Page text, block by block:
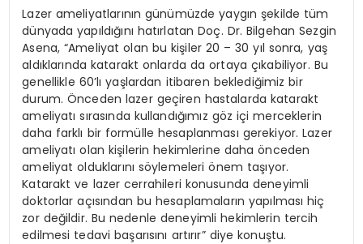
Lazer ameliyatlarının günümüzde yaygın şekilde tüm
dünyada yapıldığını hatırlatan Doç. Dr. Bilgehan Sezgin
Asena, “Ameliyat olan bu kişiler 20 – 30 yıl sonra, yaş
aldıklarında katarakt onlarda da ortaya çıkabiliyor. Bu
genellikle 60’lı yaşlardan itibaren beklediğimiz bir
durum. Önceden lazer geçiren hastalarda katarakt
ameliyatı sırasında kullandığımız göz içi merceklerin
daha farklı bir formülle hesaplanması gerekiyor. Lazer
ameliyatı olan kişilerin hekimlerine daha önceden
ameliyat olduklarını söylemeleri önem taşıyor.
Katarakt ve lazer cerrahileri konusunda deneyimli
doktorlar açısından bu hesaplamaların yapılması hiç
zor değildir. Bu nedenle deneyimli hekimlerin tercih
edilmesi tedavi başarısını artırır” diye konuştu.